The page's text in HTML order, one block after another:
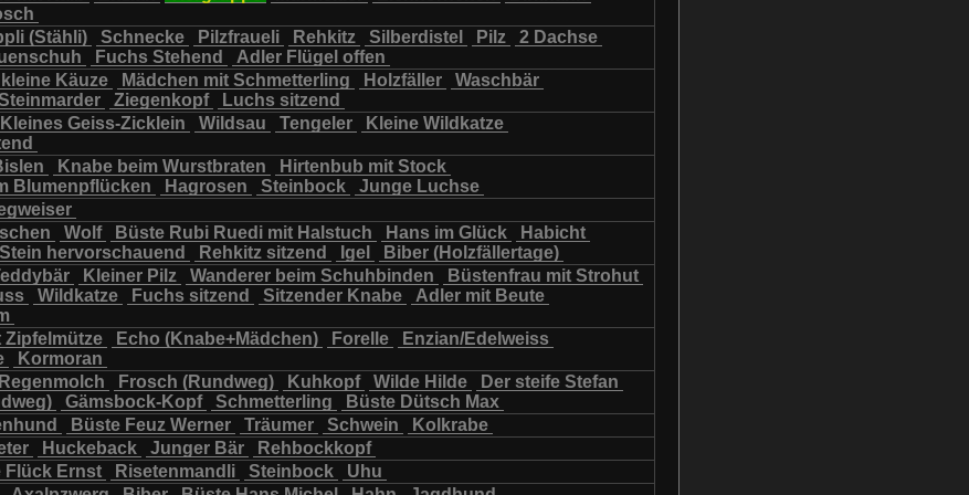
(Stähli) Schnecke Pilzfraueli Rehkitz Silberdistel Pilz
2 Dachse
Fuchs Stehend
Adler Flügel offen
Käuze Mädchen mit Schmetterling Holzfäller
Waschbär
Ziegenkopf
Luchs sitzend
Kleines Geiss-Zicklein Wildsau Tengeler
Kleine Wildkatze
Knabe beim Wurstbraten
Hirtenbub mit Stock
Blumenpflücken
Hagrosen Steinbock
Junge Luchse
Wolf Büste Rubi Ruedi mit Halstuch Hans im Glück
Habicht
hervorschauend
Rehkitz sitzend Igel
Biber (Holzfällertage)
Kleiner Pilz Wanderer beim Schuhbinden
Büstenfrau mit Strohut
Wildkatze Fuchs sitzend Sitzender Knabe
Adler mit Beute
Zipfelmütze Echo (Knabe+Mädchen) Forelle
Enzian/Edelweiss
Kormoran
Frosch (Rundweg) Kuhkopf Wilde Hilde
Der steife Stefan
Gämsbock-Kopf Schmetterling
Büste Dütsch Max
Büste Feuz Werner Träumer Schwein
Kolkrabe
Huckeback Junger Bär
Rehbockkopf
Flück Ernst Risetenmandli Steinbock
Uhu